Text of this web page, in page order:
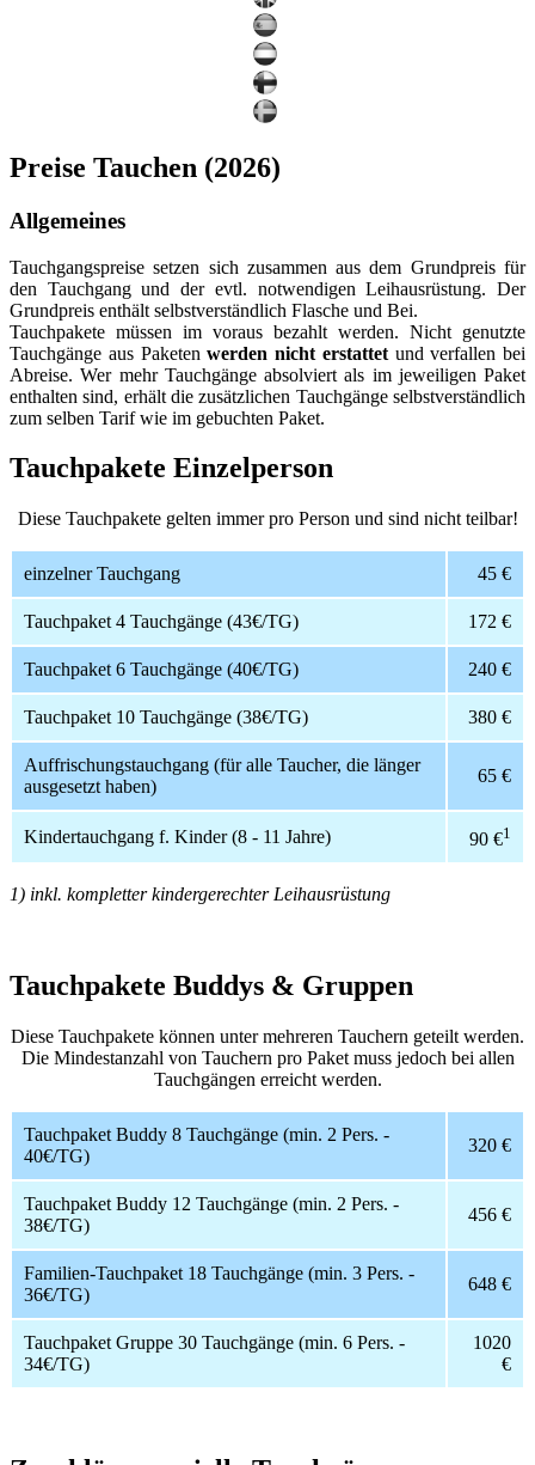
Preise Tauchen (2026)
Allgemeines
Tauchgangspreise setzen sich zusammen aus dem Grundpreis für
den Tauchgang und der evtl. notwendigen Leihausrüstung. Der
Grundpreis enthält selbstverständlich Flasche und Bei.
Tauchpakete müssen im voraus bezahlt werden. Nicht genutzte
Tauchgänge aus Paketenwerden nicht erstattetund verfallen bei
Abreise. Wer mehr Tauchgänge absolviert als im jeweiligen Paket
enthalten sind, erhält die zusätzlichen Tauchgänge selbstverständlich
zum selben Tarif wie im gebuchten Paket.
Tauchpakete Einzelperson
Diese Tauchpakete gelten immer pro Person und sind nicht teilbar!
einzelner Tauchgang 45 €
Tauchpaket 4 Tauchgänge (43€/TG) 172 €
Tauchpaket 6 Tauchgänge (40€/TG) 240 €
Tauchpaket 10 Tauchgänge (38€/TG) 380 €
Auffrischungstauchgang (für alle Taucher, die länger
ausgesetzt haben)
65 €
Kindertauchgang f. Kinder (8 - 11 Jahre) 90 €1
1) inkl. kompletter kindergerechter Leihausrüstung
Tauchpakete Buddys & Gruppen
Diese Tauchpakete können unter mehreren Tauchern geteilt werden.
Die Mindestanzahl von Tauchern pro Paket muss jedoch bei allen
Tauchgängen erreicht werden.
Tauchpaket Buddy 8 Tauchgänge (min. 2 Pers. -
40€/TG)
320 €
Tauchpaket Buddy 12 Tauchgänge (min. 2 Pers. -
38€/TG)
456 €
Familien-Tauchpaket 18 Tauchgänge (min. 3 Pers. -
36€/TG)
648 €
Tauchpaket Gruppe 30 Tauchgänge (min. 6 Pers. -
34€/TG)
1020
€